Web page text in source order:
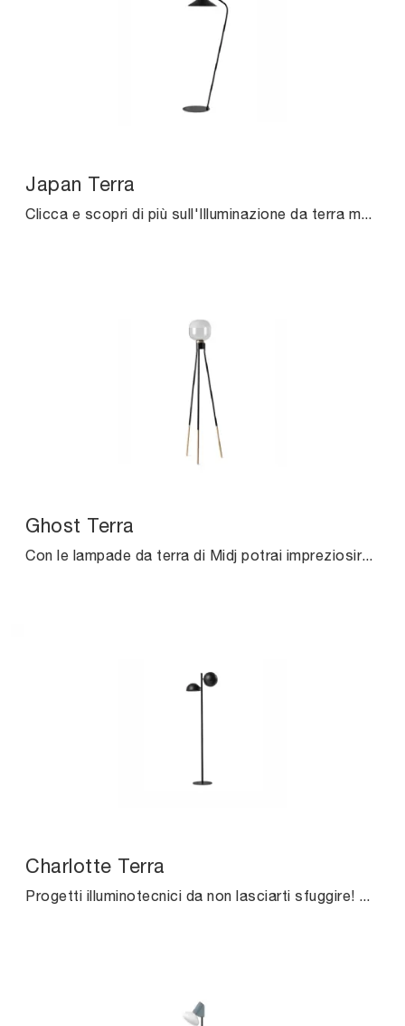
Japan Terra
Clicca e scopri di più sull'Illuminazione da terra moderna di Midj: il modello Japan Terra in metallo ti sta aspettando!
Ghost Terra
Con le lampade da terra di Midj potrai impreziosire i tuoi spazi: clicca e scopri l'Illuminazione design Ghost Terra!
Charlotte Terra
Progetti illuminotecnici da non lasciarti sfuggire! Eccoti la lampada da terra moderna Charlotte Terra di Midj.